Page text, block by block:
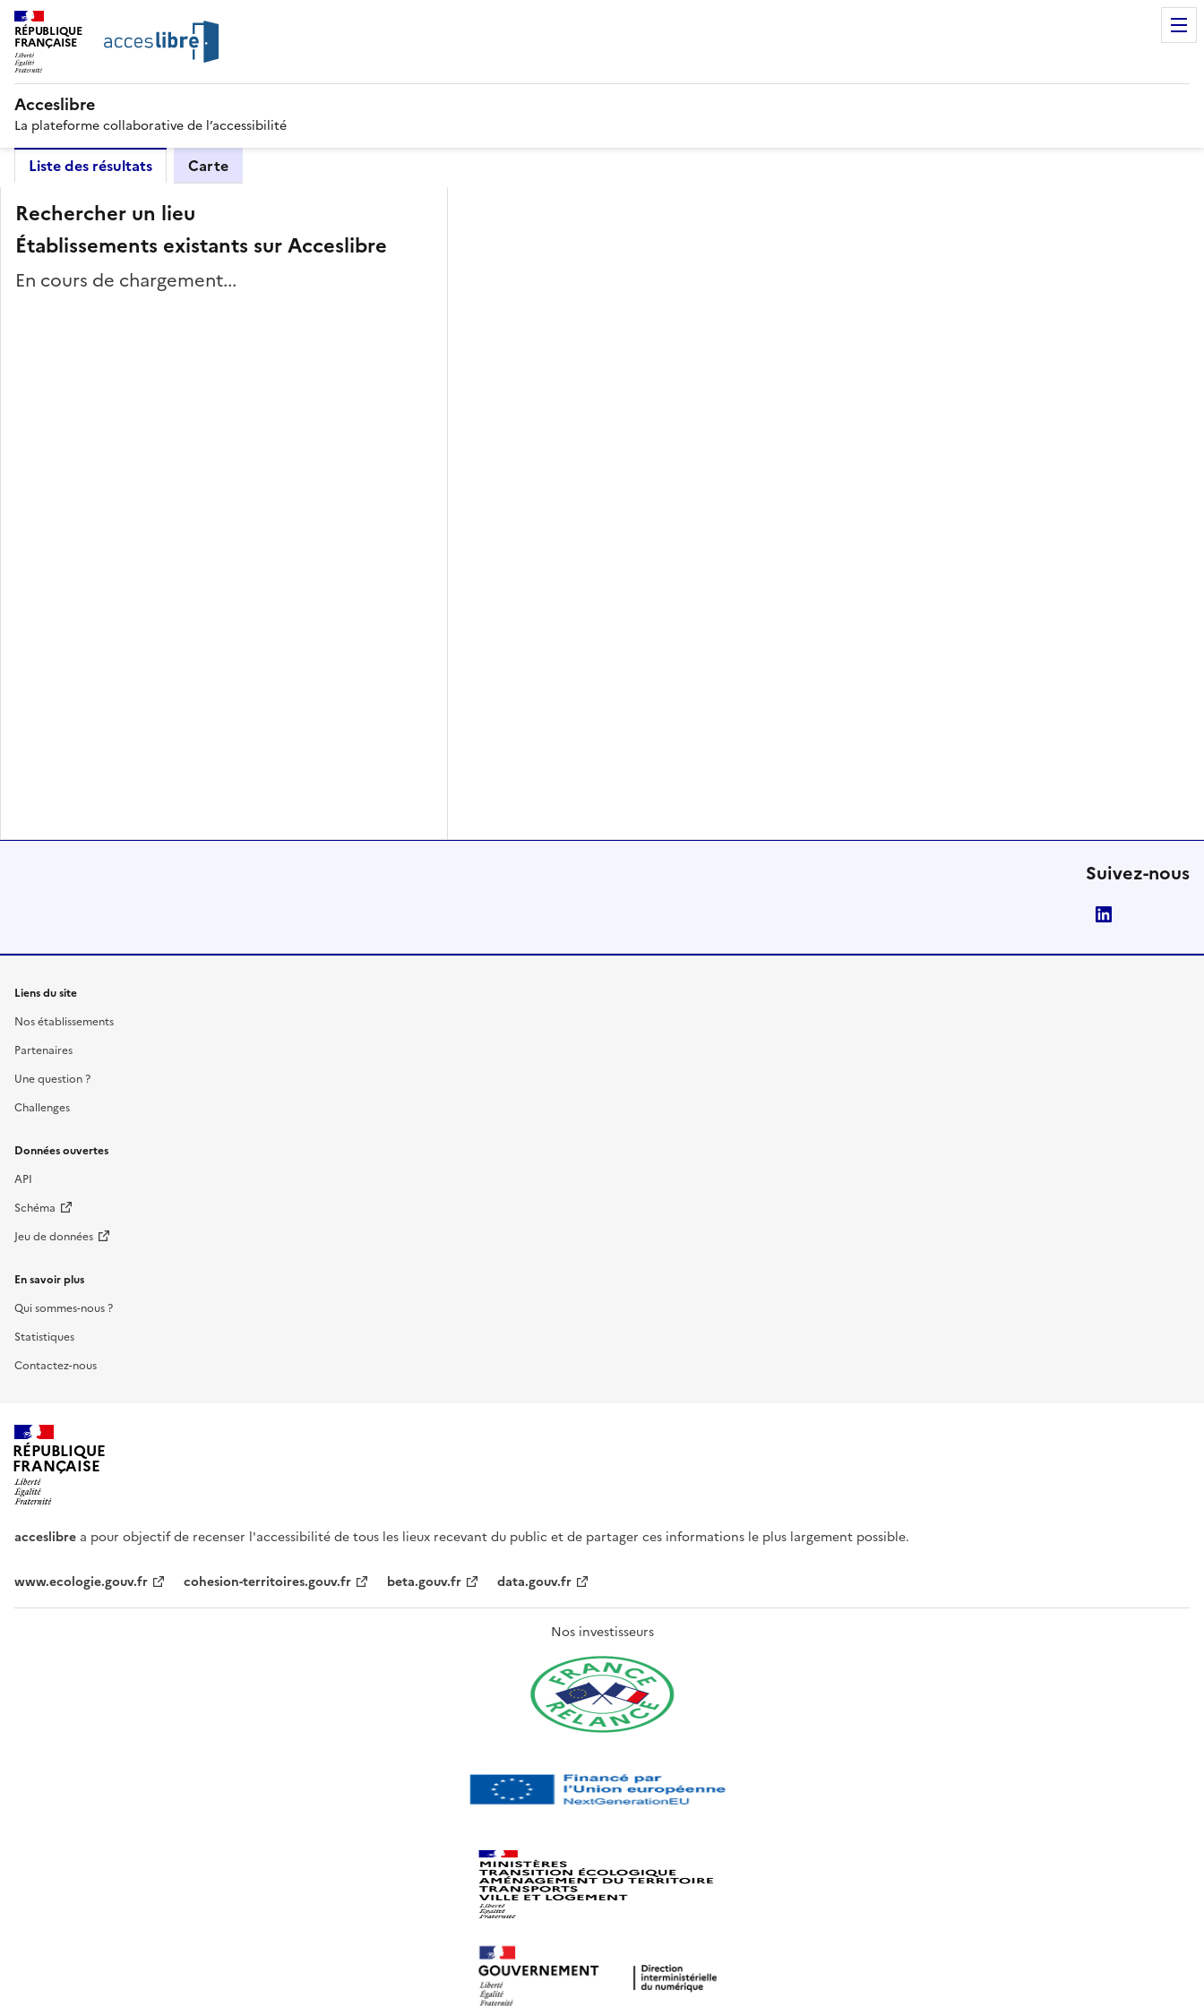
RÉPUBLIQUE
FRANÇAISE
Acceslibre
La plateforme collaborative de l’accessibilité
Liste des résultats Carte
Rechercher un lieu
Établissements existants sur Acceslibre
En cours de chargement...
Suivez-nous
Liens du site
Nos établissements
Partenaires
Une question ?
Challenges
Données ouvertes
API
Schéma
Jeu de données
En savoir plus
Qui sommes-nous ?
Statistiques
Contactez-nous
RÉPUBLIQUE
FRANÇAISE
acceslibre a pour objectif de recenser l'accessibilité de tous les lieux recevant du public et de partager ces informations le plus largement possible.
www.ecologie.gouv.fr cohesion-territoires.gouv.fr beta.gouv.fr data.gouv.fr
Nos investisseurs